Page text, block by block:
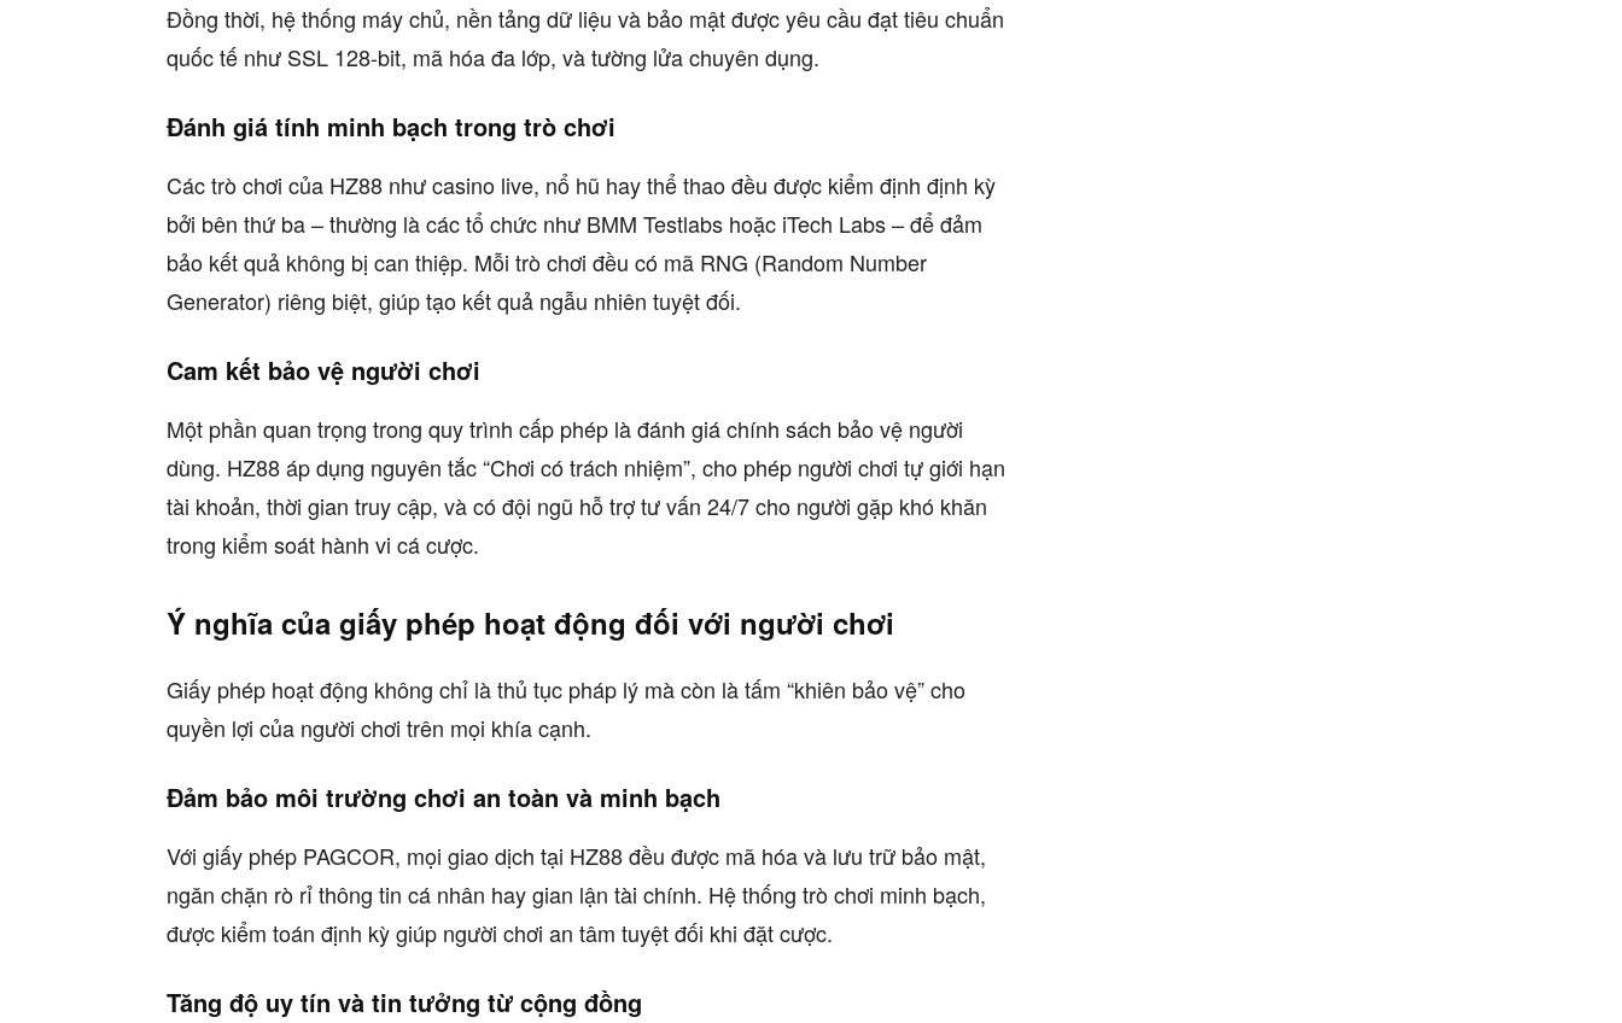
Đồng thời, hệ thống máy chủ, nền tảng dữ liệu và bảo mật được yêu cầu đạt tiêu chuẩn
quốc tế như SSL 128-bit, mã hóa đa lớp, và tường lửa chuyên dụng.
Đánh giá tính minh bạch trong trò chơi
Các trò chơi của HZ88 như casino live, nổ hũ hay thể thao đều được kiểm định định kỳ
bởi bên thứ ba – thường là các tổ chức như BMM Testlabs hoặc iTech Labs – để đảm
bảo kết quả không bị can thiệp. Mỗi trò chơi đều có mã RNG (Random Number
Generator) riêng biệt, giúp tạo kết quả ngẫu nhiên tuyệt đối.
Cam kết bảo vệ người chơi
Một phần quan trọng trong quy trình cấp phép là đánh giá chính sách bảo vệ người
dùng. HZ88 áp dụng nguyên tắc “Chơi có trách nhiệm”, cho phép người chơi tự giới hạn
tài khoản, thời gian truy cập, và có đội ngũ hỗ trợ tư vấn 24/7 cho người gặp khó khăn
trong kiểm soát hành vi cá cược.
Ý nghĩa của giấy phép hoạt động đối với người chơi
Giấy phép hoạt động không chỉ là thủ tục pháp lý mà còn là tấm “khiên bảo vệ” cho
quyền lợi của người chơi trên mọi khía cạnh.
Đảm bảo môi trường chơi an toàn và minh bạch
Với giấy phép PAGCOR, mọi giao dịch tại HZ88 đều được mã hóa và lưu trữ bảo mật,
ngăn chặn rò rỉ thông tin cá nhân hay gian lận tài chính. Hệ thống trò chơi minh bạch,
được kiểm toán định kỳ giúp người chơi an tâm tuyệt đối khi đặt cược.
Tăng độ uy tín và tin tưởng từ cộng đồng